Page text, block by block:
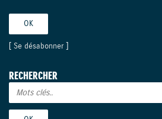
Se désabonner
RECHERCHER